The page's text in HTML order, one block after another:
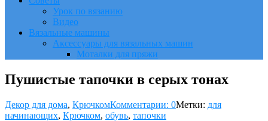
Урок по вязанию
Видео
Вязальные машины
Аксессуары для вязальных машин
Моталки для пряжи
Пушистые тапочки в серых тонах
Декор для дома, КрючкомКомментарии: 0Метки: для
начинающих, Крючком, обувь, тапочки